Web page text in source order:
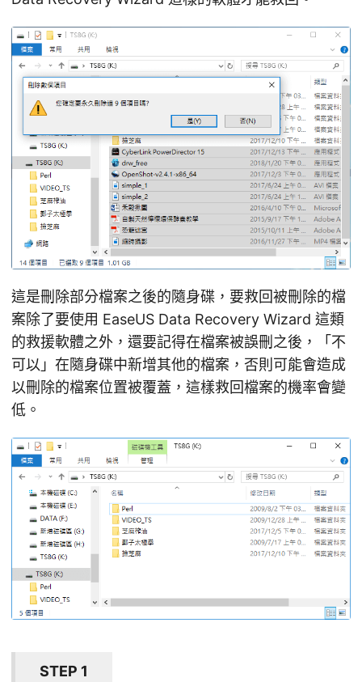
這是刪除部分檔案之後的隨身碟，要救回被刪除的檔
案除了要使用 EaseUS Data Recovery Wizard 這類
的救援軟體之外，還要記得在檔案被誤刪之後，「不
可以」在隨身碟中新增其他的檔案，否則可能會造成
以刪除的檔案位置被覆蓋，這樣救回檔案的機率會變
低。
STEP 1